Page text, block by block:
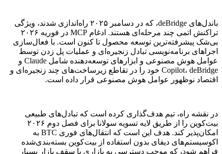
باندل‌های deBridge، که در دسامبر ۲۰۲۵ راه‌اندازی شدند، ویژگی
تراکنش اتمی چند مرحله‌ای هستند. ادغام MCP در فوریه ۲۰۲۶
بی‌شک پیشرفته‌ترین توسعه محصول تا کنون است. با فعال‌سازی
اجراهای برنامه‌نویسی تبادل زنجیره‌ای و عملیات پل زدن توسط
عوامل هوش مصنوعی و ابزارهای توسعه‌دهنده شامل Claude و
Copilot، deBridge خود را در تقاطع زیرساخت‌های چند زنجیره‌ای و
اقتصاد نوظهور عوامل هوش مصنوعی قرار داده است.
در نقشه راه، تیم هدف‌گذاری کرده است که تبادل‌های طبیعی
بیت‌کوین را از طریق لایه تسویه سولانا برای فصل دوم ۲۰۲۶
امکان‌پذیر کند. هدف این است که انتقال‌های فوری BTC به
اکوسیستم‌های دیفای بدون استفاده از بیت‌کوین بسته‌بندی‌شده
فراهم شود، که موجب دسترسی به بازاری با سقف بازار بسیار